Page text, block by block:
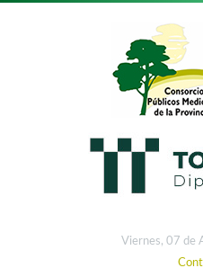
Viernes, 07 de